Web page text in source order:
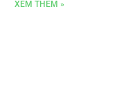
XEM THÊM »